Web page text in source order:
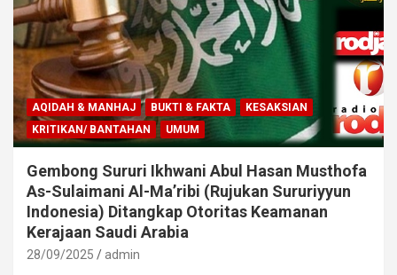
AQIDAH & MANHAJ BUKTI & FAKTA
KESAKSIAN
KRITIKAN/ BANTAHAN
UMUM
Gembong Sururi Ikhwani Abul Hasan Musthofa
As-Sulaimani Al-Ma’ribi (Rujukan Sururiyyun
Indonesia) Ditangkap Otoritas Keamanan
Kerajaan Saudi Arabia
28/09/2025 admin